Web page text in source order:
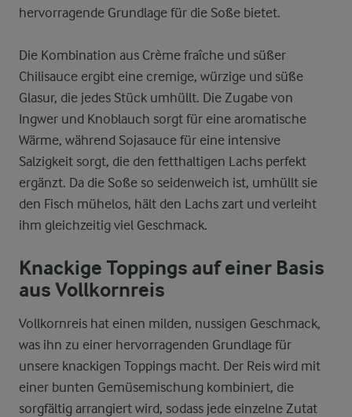
hervorragende Grundlage für die Soße bietet.
Die Kombination aus Crème fraîche und süßer
Chilisauce ergibt eine cremige, würzige und süße
Glasur, die jedes Stück umhüllt. Die Zugabe von
Ingwer und Knoblauch sorgt für eine aromatische
Wärme, während Sojasauce für eine intensive
Salzigkeit sorgt, die den fetthaltigen Lachs perfekt
ergänzt. Da die Soße so seidenweich ist, umhüllt sie
den Fisch mühelos, hält den Lachs zart und verleiht
ihm gleichzeitig viel Geschmack.
Knackige Toppings auf einer Basis
aus Vollkornreis
Vollkornreis hat einen milden, nussigen Geschmack,
was ihn zu einer hervorragenden Grundlage für
unsere knackigen Toppings macht. Der Reis wird mit
einer bunten Gemüsemischung kombiniert, die
sorgfältig arrangiert wird, sodass jede einzelne Zutat